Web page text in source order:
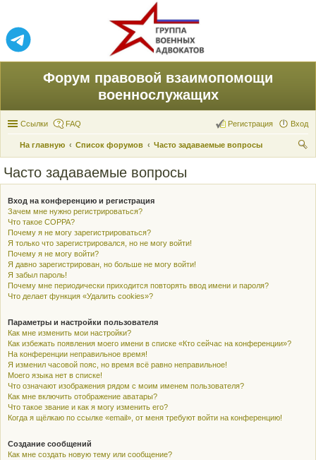
Форум правовой взаимопомощи
военнослужащих
Ссылки FAQ Вход
Регистрация
На главную Список форумов
Часто задаваемые вопросы
Часто задаваемые вопросы
Вход на конференцию и регистрация
Зачем мне нужно регистрироваться?
Что такое COPPA?
Почему я не могу зарегистрироваться?
Я только что зарегистрировался, но не могу войти!
Почему я не могу войти?
Я давно зарегистрирован, но больше не могу войти!
Я забыл пароль!
Почему мне периодически приходится повторять ввод имени и пароля?
Что делает функция «Удалить cookies»?
Параметры и настройки пользователя
Как мне изменить мои настройки?
Как избежать появления моего имени в списке «Кто сейчас на конференции»?
На конференции неправильное время!
Я изменил часовой пояс, но время всё равно неправильное!
Моего языка нет в списке!
Что означают изображения рядом с моим именем пользователя?
Как мне включить отображение аватары?
Что такое звание и как я могу изменить его?
Когда я щёлкаю по ссылке «email», от меня требуют войти на конференцию!
Создание сообщений
Как мне создать новую тему или сообщение?